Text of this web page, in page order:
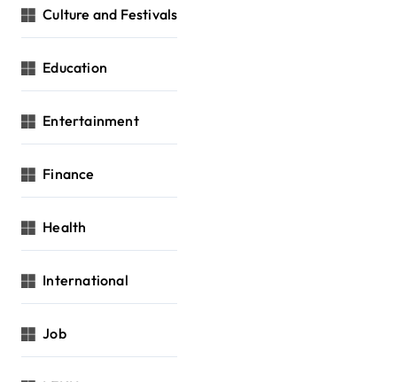
Culture and Festivals
Education
Entertainment
Finance
Health
International
Job